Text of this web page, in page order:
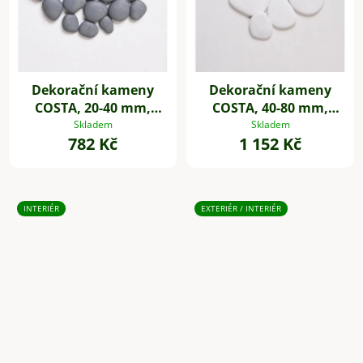
Dekorační kameny
COSTA, 20-40 mm,
plast, šedá
Skladem
782 Kč
Dekorační kameny
COSTA, 40-80 mm,
plast, bílá
Skladem
1 152 Kč
INTERIÉR EXTERIÉR / INTERIÉR